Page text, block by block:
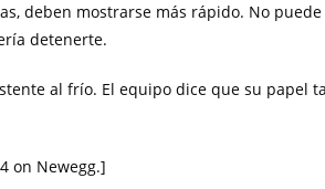
deben mostrarse más rápido. No
detenerte.
al frío. El equipo dice que su papel
on Newegg.]